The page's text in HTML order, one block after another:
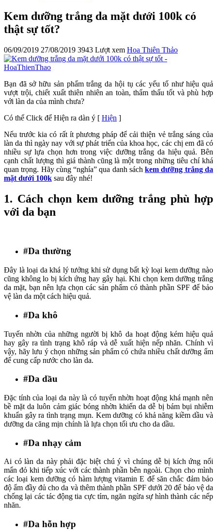
Kem dưỡng trắng da mặt dưới 100k có
thật sự tốt?
06/09/2019 27/08/2019 3943 Lượt xem Hoa Thiên Thảo
Bạn đã sở hữu sản phẩm trắng da hội tụ các yếu tố như hiệu quả
vượt trội, chiết xuất thiên nhiên an toàn, thẩm thấu tốt và phù hợp
với làn da của mình chưa?
Có thể Click để Hiện ra dàn ý [ Hiện ]
Nếu trước kia có rất ít phương pháp để cải thiện vẻ trắng sáng của
làn da thì ngày nay với sự phát triển của khoa học, các chị em đã có
nhiều sự lựa chọn hơn trong việc dưỡng trắng da hiệu quả. Bên
cạnh chất lượng thì giá thành cũng là một trong những tiêu chí khá
quan trọng. Hãy cùng “nghía” qua danh sáchkem dưỡng trắng da
mặt dưới 100k sau đây nhé!
1. Cách chọn kem dưỡng trắng phù hợp
với da bạn
#Da thường
Đây là loại da khá lý tưởng khi sử dụng bất kỳ loại kem dưỡng nào
cũng không lo bị kích ứng hay gây hại. Khi chọn kem dưỡng trắng
da mặt, bạn nên lựa chọn các sản phẩm có thành phần SPF để bảo
vệ làn da một cách hiệu quả.
#Da khô
Tuyến nhờn của những người bị khô da hoạt động kém hiệu quả
hay gây ra tình trạng khô ráp và dễ xuất hiện nếp nhăn. Chính vì
vậy, hãy lưu ý chọn những sản phẩm có chứa nhiều chất dưỡng ẩm
để cung cấp nước cho làn da.
#Da dầu
Đặc tính của loại da này là có tuyến nhờn hoạt động khá mạnh nên
bề mặt da luôn cảm giác bóng nhờn khiến da dễ bị bám bụi nhiễm
khuẩn gây ra tình trạng mụn. Kem dưỡng có khả năng kiềm dầu và
dưỡng da căng mịn chính là lựa chọn tối ưu cho da dầu.
#Da nhạy cảm
Ai có làn da này phải đặc biệt chú ý vì chúng dễ bị kích ứng nổi
mẩn đỏ khi tiếp xúc với các thành phần bên ngoài. Chọn cho mình
các loại kem dưỡng có hàm lượng vitamin E để săn chắc đảm bảo
độ ẩm đầy đủ cho da và thêm thành phần SPF dưới 20 để bảo vệ da
chống lại các tác động tia cực tím, ngăn ngừa sự hình thành các nếp
nhăn.
#Da hỗn hợp